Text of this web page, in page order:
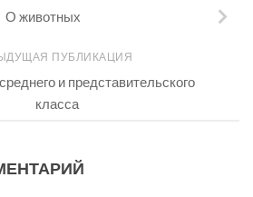
О животных
ПУБЛИКАЦИЯ
и представительского
класса